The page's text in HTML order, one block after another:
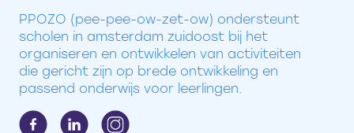
PPOZO (pee-pee-ow-zet-ow) ondersteunt
scholen in amsterdam zuidoost bij het
organiseren en ontwikkelen van activiteiten
die gericht zijn op brede ontwikkeling en
passend onderwijs voor leerlingen.